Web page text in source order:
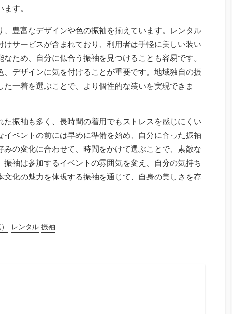
す。
豊富なデザインや色の振袖を揃えています。レンタル
サービスが含まれており、利用者は手軽に美しい装い
ため、自分に似合う振袖を見つけることも容易です。
デザインに気を付けることが重要です。地域独自の振
一着を選ぶことで、より個性的な装いを実現できま
た振袖も多く、長時間の着用でもストレスを感じにくい
ベントの前には早めに準備を始め、自分に合った振袖
みの変化に合わせて、時間をかけて選ぶことで、素敵な
袖は参加するイベントの雰囲気を変え、自分の気持ち
文化の魅力を体現する振袖を通じて、自身の美しさを存
レンタル 振袖